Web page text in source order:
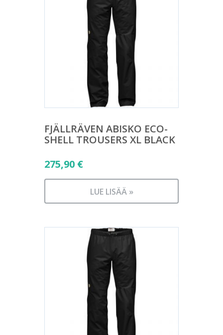
FJÄLLRÄVEN ABISKO ECO-
SHELL TROUSERS XL BLACK
275,90 €
LUE LISÄÄ »